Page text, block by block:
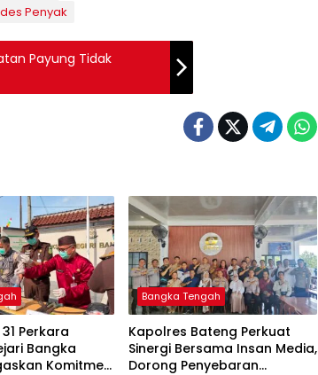
Penyak
Payung Tidak
Perkara
Bangka
Komitmen
Bangka Tengah
‎Kapolres Bateng Perkuat
Sinergi Bersama Insan Media,
Dorong Penyebaran